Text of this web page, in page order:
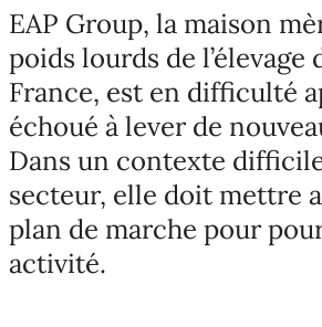
EAP Group, la maison
poids lourds de l’élevage
France, est en difficulté
échoué à lever de
Dans un contexte
secteur, elle doit mettre
plan de marche pour
activité.